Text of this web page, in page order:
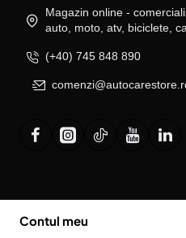
Magazin online -
auto, moto, atv, biciclete,
(+40) 745 848 890
Contul meu